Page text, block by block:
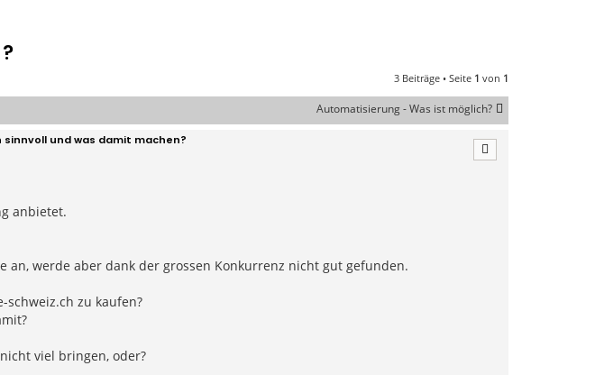
3 Beiträge • Seite 1 von 1
Automatisierung - Was ist möglich?
sinnvoll und was damit machen?
anbietet.
an, werde aber dank der grossen Konkurrenz nicht gut gefunden.
schweiz.ch zu kaufen?
viel bringen, oder?